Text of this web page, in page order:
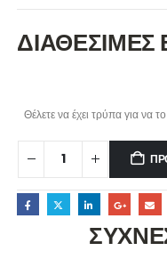
ΔΙΑΘΕΣΙΜΕΣ
Θέλετε να έχει τρύπα για να